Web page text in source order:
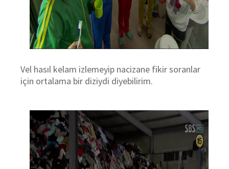
Vel hasıl kelam izlemeyip nacizane fikir soranlar
için ortalama bir diziydi diyebilirim.